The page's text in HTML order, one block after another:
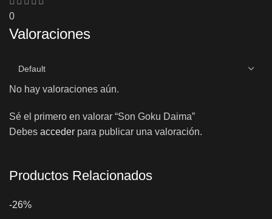
0
Valoraciones
No hay valoraciones aún.
Sé el primero en valorar “Son Goku Daima”
Debes acceder para publicar una valoración.
Productos Relacionados
-26%